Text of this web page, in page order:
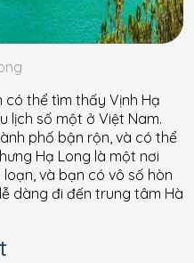
có thể tìm thấy Vịnh Hạ
lịch số một ở Việt Nam.
phố bận rộn, và có thể
Hạ Long là một nơi
và bạn có vô số hòn
dàng đi đến trung tâm Hà